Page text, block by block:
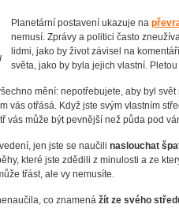
Planetární postavení ukazuje na
nemusí. Zprávy a politici často
lidmi, jako by život závisel na
světa, jako by byla jejich vlastní. Pletou
mění: nepotřebujete, aby byl
vás otřásá. Když jste svým vlastním
vás může být pevnější než půda pod
jen jste se naučili naslouchat
které jste zdědili z minulosti a ze
třást, ale vy nemusíte.
co znamená žít ze svého